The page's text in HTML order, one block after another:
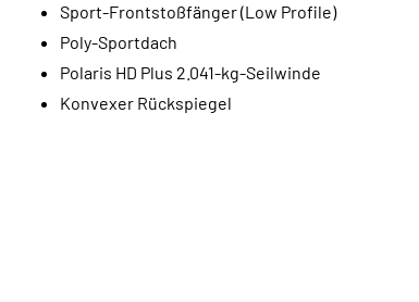
Sport-Frontstoßfänger (Low Profile)
Poly-Sportdach
Polaris HD Plus 2.041-kg-Seilwinde
Konvexer Rückspiegel